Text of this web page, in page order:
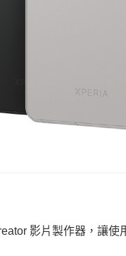
影片製作器，讓